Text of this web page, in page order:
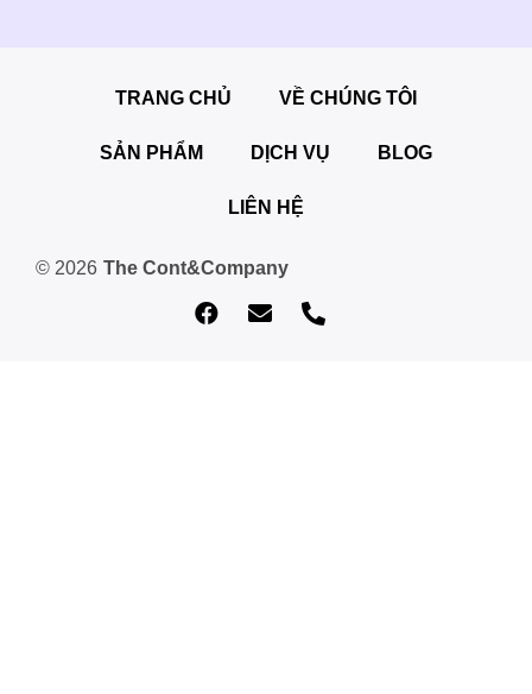
TRANG CHỦ VỀ CHÚNG TÔI
SẢN PHẨM DỊCH VỤ BLOG
LIÊN HỆ
© 2026 The Cont&Company